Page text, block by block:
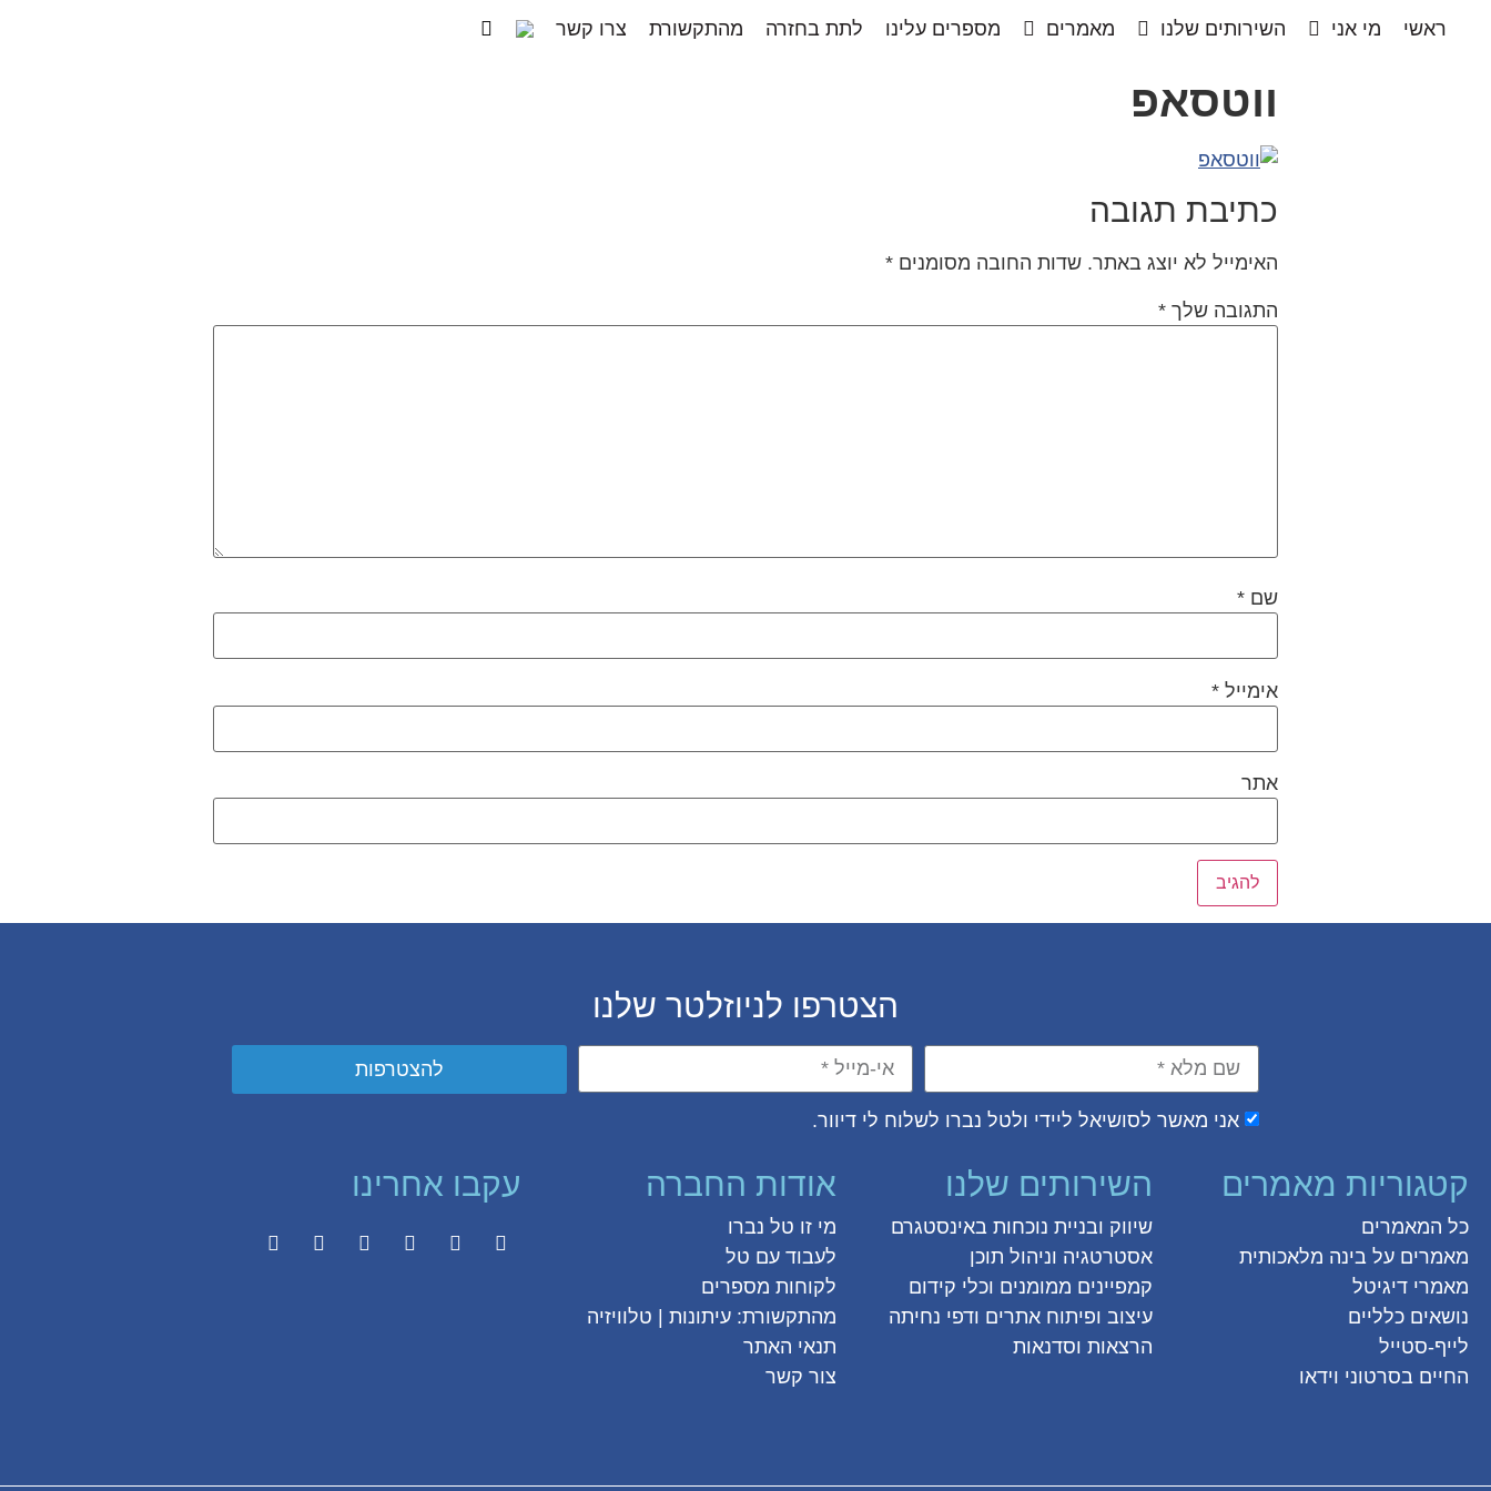
ראשי מי אני השירותים שלנו מאמרים מספרים עלינו לתת בחזרה מהתקשורת צרו קשר
ווטסאפ
כתיבת תגובה
האימייל לא יוצג באתר. שדות החובה מסומנים *
התגובה שלך *
שם *
אימייל *
אתר
הצטרפו לניוזלטר שלנו
אני מאשר לסושיאל ליידי ולטל נברו לשלוח לי דיוור.
להצטרפות
קטגוריות מאמרים
כל המאמרים
מאמרים על בינה מלאכותית
מאמרי דיגיטל
נושאים כלליים
לייף-סטייל
החיים בסרטוני וידאו
השירותים שלנו
שיווק ובניית נוכחות באינסטגרם
אסטרטגיה וניהול תוכן
קמפיינים ממומנים וכלי קידום
עיצוב ופיתוח אתרים ודפי נחיתה
הרצאות וסדנאות
אודות החברה
מי זו טל נברו
לעבוד עם טל
לקוחות מספרים
מהתקשורת: עיתונות | טלוויזיה
תנאי האתר
צור קשר
עקבו אחרינו